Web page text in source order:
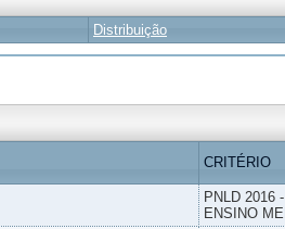
Distribuição
CRITÉRIO
PNLD 2016
ENSINO